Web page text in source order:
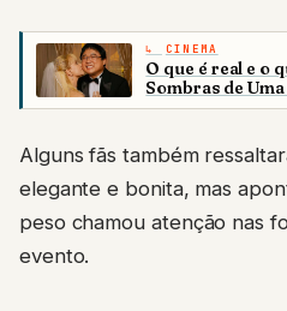
CINEMA
O que é real e o
Sombras de
Alguns fãs também
elegante e bonita, mas
peso chamou atenção nas
evento.